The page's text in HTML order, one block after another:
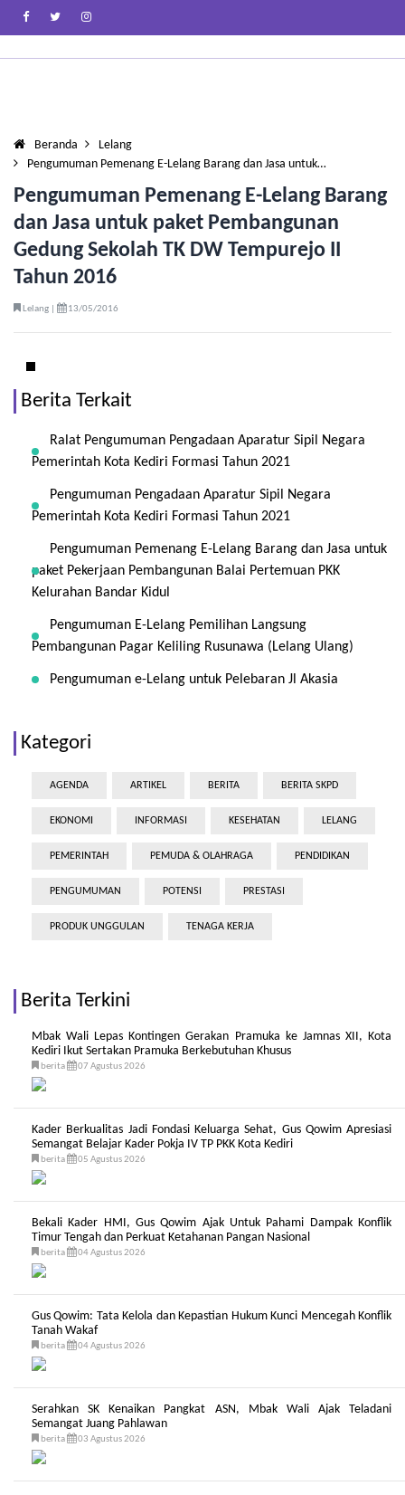
Beranda
Lelang
Pengumuman Pemenang E-Lelang Barang dan Jasa untuk…
Pengumuman Pemenang E-Lelang Barang
dan Jasa untuk paket Pembangunan
Gedung Sekolah TK DW Tempurejo II
Tahun 2016
Lelang | 13/05/2016
Berita Terkait
Ralat Pengumuman Pengadaan Aparatur Sipil Negara
Pemerintah Kota Kediri Formasi Tahun 2021
Pengumuman Pengadaan Aparatur Sipil Negara
Pemerintah Kota Kediri Formasi Tahun 2021
Pengumuman Pemenang E-Lelang Barang dan Jasa untuk
paket Pekerjaan Pembangunan Balai Pertemuan PKK
Kelurahan Bandar Kidul
Pengumuman E-Lelang Pemilihan Langsung
Pembangunan Pagar Keliling Rusunawa (Lelang Ulang)
Pengumuman e-Lelang untuk Pelebaran Jl Akasia
Kategori
AGENDA ARTIKEL BERITA BERITA SKPD
EKONOMI INFORMASI KESEHATAN LELANG
PEMERINTAH PEMUDA & OLAHRAGA PENDIDIKAN
PENGUMUMAN POTENSI PRESTASI
PRODUK UNGGULAN TENAGA KERJA
Berita Terkini
Mbak Wali Lepas Kontingen Gerakan Pramuka ke Jamnas XII, Kota
Kediri Ikut Sertakan Pramuka Berkebutuhan Khusus
berita 07 Agustus 2026
Kader Berkualitas Jadi Fondasi Keluarga Sehat, Gus Qowim Apresiasi
Semangat Belajar Kader Pokja IV TP PKK Kota Kediri
berita 05 Agustus 2026
Bekali Kader HMI, Gus Qowim Ajak Untuk Pahami Dampak Konflik
Timur Tengah dan Perkuat Ketahanan Pangan Nasional
berita 04 Agustus 2026
Gus Qowim: Tata Kelola dan Kepastian Hukum Kunci Mencegah Konflik
Tanah Wakaf
berita 04 Agustus 2026
Serahkan SK Kenaikan Pangkat ASN, Mbak Wali Ajak Teladani
Semangat Juang Pahlawan
berita 03 Agustus 2026